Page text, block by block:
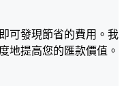
可發現節省的費用。我
地提高您的匯款價值。